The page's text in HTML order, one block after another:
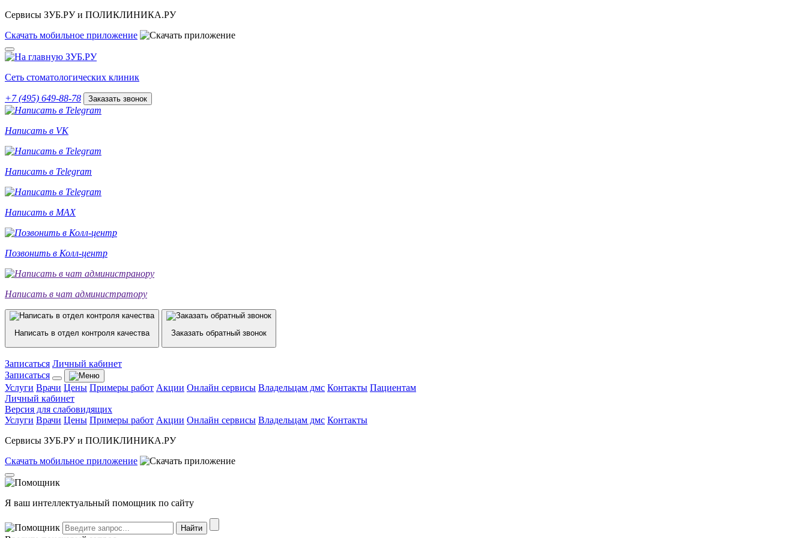
Сервисы ЗУБ.РУ и ПОЛИКЛИНИКА.РУ
Скачать мобильное приложение
Сеть стоматологических клиник
+7 (495) 649-88-78 Заказать звонок
Написать в VK
Написать в Telegram
Написать в MAX
Позвонить в Колл-центр
Написать в чат администратору
Написать в отдел контроля качества Заказать обратный звонок
Записаться Личный кабинет
Записаться
Услуги Врачи Цены Примеры работ Акции Онлайн сервисы Владельцам дмс Контакты Пациентам
Личный кабинет
Версия для слабовидящих
Услуги Врачи Цены Примеры работ Акции Онлайн сервисы Владельцам дмс Контакты
Сервисы ЗУБ.РУ и ПОЛИКЛИНИКА.РУ
Скачать мобильное приложение
Я ваш интеллектуальный помощник по сайту